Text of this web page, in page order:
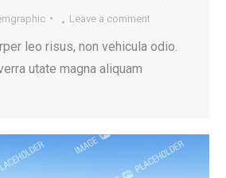
Leave a comment
leo risus, non vehicula odio.
utate magna aliquam